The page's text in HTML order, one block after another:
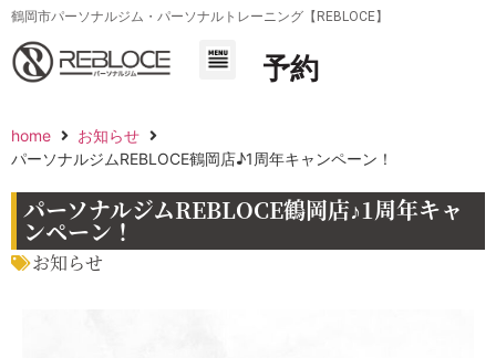
鶴岡市パーソナルジム・パーソナルトレーニング【REBLOCE】
予約
home
お知らせ
パーソナルジムREBLOCE鶴岡店♪1周年キャンペーン！
パーソナルジムREBLOCE鶴岡店♪1周年キャ
ンペーン！
お知らせ